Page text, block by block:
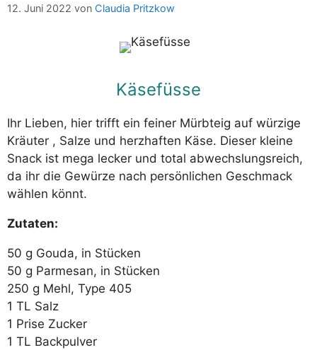
Käsefüsse
12. Juni 2022 von Claudia Pritzkow
Käsefüsse
Ihr Lieben, hier trifft ein feiner Mürbteig auf würzige
Kräuter , Salze und herzhaften Käse. Dieser kleine
Snack ist mega lecker und total abwechslungsreich,
da ihr die Gewürze nach persönlichen Geschmack
wählen könnt.
Zutaten:
50 g Gouda, in Stücken
50 g Parmesan, in Stücken
250 g Mehl, Type 405
1 TL Salz
1 Prise Zucker
1 TL Backpulver